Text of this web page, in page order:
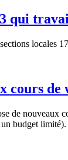
qui
locales
cours de
de nouveaux
budget limité).